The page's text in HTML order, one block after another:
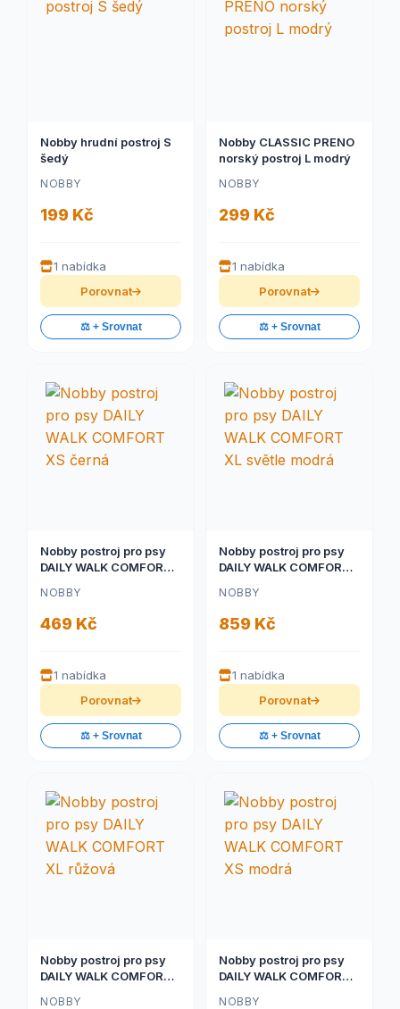
Nobby hrudní postroj S
šedý
NOBBY
199 Kč
1 nabídka
Porovnat
⚖️ + Srovnat
Nobby CLASSIC PRENO
norský postroj L modrý
NOBBY
299 Kč
1 nabídka
Porovnat
⚖️ + Srovnat
Nobby postroj pro psy
DAILY WALK COMFORT
NOBBY
469 Kč
1 nabídka
Porovnat
⚖️ + Srovnat
Nobby postroj pro psy
DAILY WALK COMFORT
NOBBY
859 Kč
1 nabídka
Porovnat
⚖️ + Srovnat
Nobby postroj pro psy
DAILY WALK COMFORT
NOBBY
Nobby postroj pro psy
DAILY WALK COMFORT
NOBBY